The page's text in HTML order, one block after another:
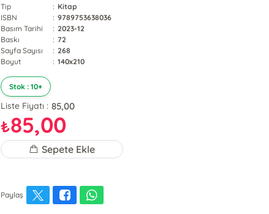
Tip : Kitap
ISBN
: 9789753638036
Basım Tarihi
: 2023-12
Baskı
: 72
Sayfa Sayısı
: 268
Boyut
: 140x210
Stok : 10+
Liste Fiyatı : 85,00
₺85,00
Sepete Ekle
Paylaş